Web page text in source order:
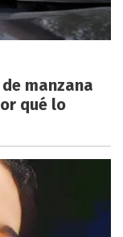
manzana
qué lo